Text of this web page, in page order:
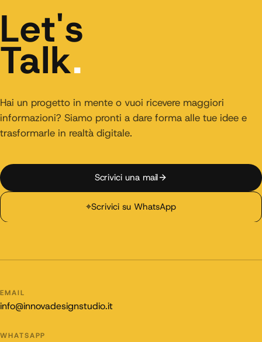
Let's
Talk.
Hai un progetto in mente o vuoi ricevere maggiori
informazioni? Siamo pronti a dare forma alle tue idee e
trasformarle in realtà digitale.
Scrivici una mail
⌖Scrivici su WhatsApp
EMAIL
info@innovadesignstudio.it
WHATSAPP